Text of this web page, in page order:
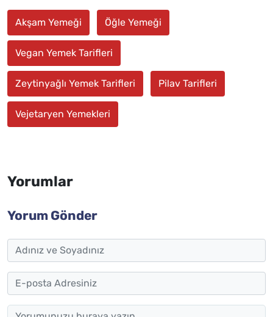
Akşam Yemeği Öğle Yemeği
Vegan Yemek Tarifleri
Zeytinyağlı Yemek Tarifleri Pilav Tarifleri
Vejetaryen Yemekleri
Yorumlar
Yorum Gönder